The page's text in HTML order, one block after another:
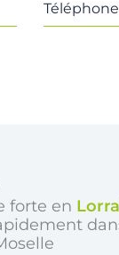
Téléphone
forte en